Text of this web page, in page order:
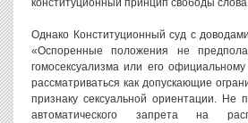
конституционный принцип свободы
Однако Конституционный суд с
«Оспоренные положения не
гомосексуализма или его
рассматриваться как допускающие
признаку сексуальной ориентации. Не
автоматического запрета на